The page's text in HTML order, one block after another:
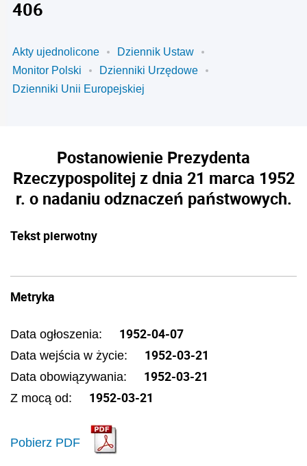
406
Akty ujednolicone
Dziennik Ustaw
Monitor Polski
Dzienniki Urzędowe
Dzienniki Unii Europejskiej
Postanowienie Prezydenta
Rzeczypospolitej z dnia 21 marca 1952
r. o nadaniu odznaczeń państwowych.
Tekst pierwotny
Metryka
Data ogłoszenia: 1952-04-07
Data wejścia w życie: 1952-03-21
Data obowiązywania: 1952-03-21
Z mocą od: 1952-03-21
Pobierz PDF